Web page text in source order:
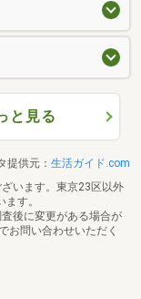
と見る
提供元： 生活ガイド.com
います。東京23区以外
す。
後に変更がある場合が
お問い合わせいただく